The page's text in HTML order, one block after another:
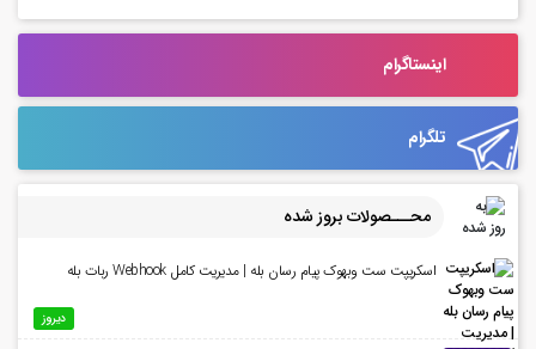
اینستاگرام
تلگرام
محـــصولات بروز شده
اسکریپت ست وبهوک پیام رسان بله | مدیریت کامل Webhook ربات بله
دیروز